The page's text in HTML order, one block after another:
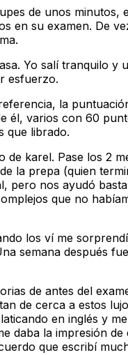
de unos minutos,
en su examen. De
Yo salí tranquilo
esfuerzo.
la
él, varios con 60
que librado.
karel. Pase los 2
la prepa (quien
pero nos ayudó
que no
los ví me
semana después
de antes del
de cerca a estos
en inglés y
daba la impresión
que escribí